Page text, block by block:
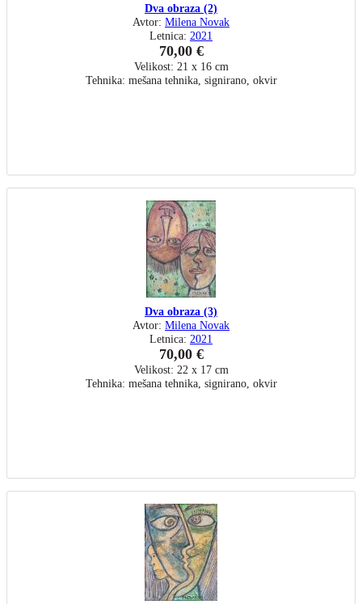
Dva obraza (2)
Avtor: Milena Novak
Letnica: 2021
70,00 €
Velikost: 21 x 16 cm
Tehnika: mešana tehnika, signirano, okvir
Dva obraza (3)
Avtor: Milena Novak
Letnica: 2021
70,00 €
Velikost: 22 x 17 cm
Tehnika: mešana tehnika, signirano, okvir